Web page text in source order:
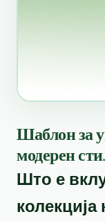
Шаблон за
модерен
Што е